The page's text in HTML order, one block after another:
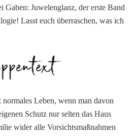
Andreas
Gaben: Juwelenglanz, der erste Band
Lasst euch überraschen, was ich
Leben, wenn man davon
Schutz nur selten das Haus
wider alle Vorsichtsmaßnahmen